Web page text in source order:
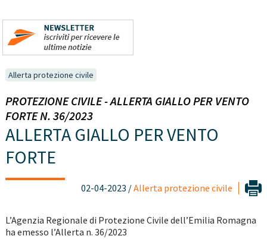
Allerta protezione civile
PROTEZIONE CIVILE - ALLERTA GIALLO PER VENTO
FORTE N. 36/2023
ALLERTA GIALLO PER VENTO
FORTE
02-04-2023 /Allerta protezione civile
L’Agenzia Regionale di Protezione Civile dell’Emilia Romagna
ha emesso l’Allerta n. 36/2023